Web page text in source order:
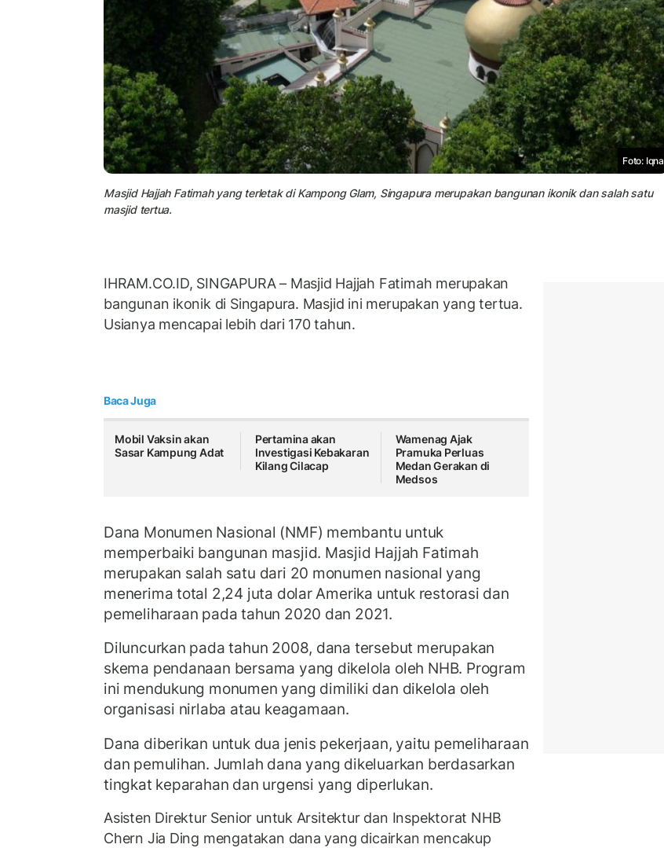
Foto: Iqna
Masjid Hajjah Fatimah yang terletak di Kampong Glam, Singapura merupakan bangunan ikonik dan salah satu
masjid tertua.
IHRAM.CO.ID, SINGAPURA – Masjid Hajjah Fatimah merupakan
bangunan ikonik di Singapura. Masjid ini merupakan yang tertua.
Usianya mencapai lebih dari 170 tahun.
Baca Juga
Mobil Vaksin akan
Sasar Kampung Adat
Pertamina akan
Investigasi Kebakaran
Kilang Cilacap
Wamenag Ajak
Pramuka Perluas
Medan Gerakan di
Medsos
Dana Monumen Nasional (NMF) membantu untuk
memperbaiki bangunan masjid. Masjid Hajjah Fatimah
merupakan salah satu dari 20 monumen nasional yang
menerima total 2,24 juta dolar Amerika untuk restorasi dan
pemeliharaan pada tahun 2020 dan 2021.
Diluncurkan pada tahun 2008, dana tersebut merupakan
skema pendanaan bersama yang dikelola oleh NHB. Program
ini mendukung monumen yang dimiliki dan dikelola oleh
organisasi nirlaba atau keagamaan.
Dana diberikan untuk dua jenis pekerjaan, yaitu pemeliharaan
dan pemulihan. Jumlah dana yang dikeluarkan berdasarkan
tingkat keparahan dan urgensi yang diperlukan.
Asisten Direktur Senior untuk Arsitektur dan Inspektorat NHB
Chern Jia Ding mengatakan dana yang dicairkan mencakup